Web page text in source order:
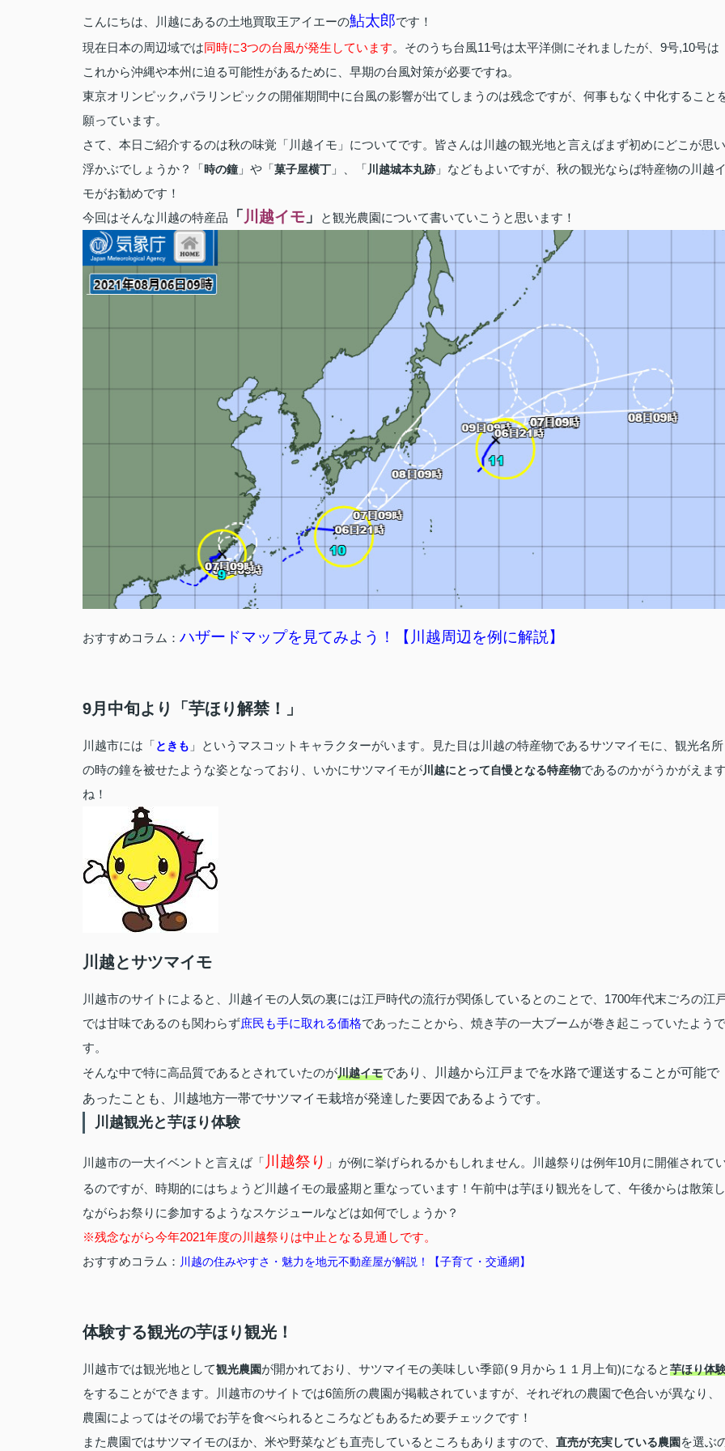
こんにちは、川越にあるの土地買取王アイエーの鮎太郎です！
現在日本の周辺域では同時に3つの台風が発生しています。そのうち台風11号は太平洋側にそれましたが、9号,10号は
これから沖縄や本州に迫る可能性があるために、早期の台風対策が必要ですね。
東京オリンピック,パラリンピックの開催期間中に台風の影響が出てしまうのは残念ですが、何事もなく中化すること
願っています。
さて、本日ご紹介するのは秋の味覚「川越イモ」についてです。皆さんは川越の観光地と言えばまず初めにどこが思い
浮かぶでしょうか？「時の鐘 」や「菓子屋横丁 」、「川越城本丸跡 」などもよいですが、秋の観光ならば特産物の川越
モがお勧めです！
今回はそんな川越の特産品
「 川越イモ 」 と観光農園について書いていこうと思います！
おすすめコラム： ハザードマップを見てみよう！【川越周辺を例に解説】
9月中旬より「芋ほり解禁！」
川越市には「ときも 」というマスコットキャラクターがいます。見た目は川越の特産物であるサツマイモに、観光名所
の時の鐘を被せたような姿となっており、いかにサツマイモが川越にとって自慢となる特産物であるのかがうかがえま
ね！
川越とサツマイモ
川越市のサイトによると、川越イモの人気の裏には江戸時代の流行が関係しているとのことで、1700年代末ごろの江
では甘味であるのも関わらず庶民も手に取れる価格であったことから、焼き芋の一大ブームが巻き起こっていたようで
す。
そんな中で特に高品質であるとされていたのが川越イモであり、川越から江戸までを水路で運送することが可能で
あったことも、川越地方一帯でサツマイモ栽培が発達した要因であるようです。
川越観光と芋ほり体験
川越市の一大イベントと言えば「 川越祭り 」が例に挙げられるかもしれません。川越祭りは例年10月に開催されて
るのですが、時期的にはちょうど川越イモの最盛期と重なっています！午前中は芋ほり観光をして、午後からは散策し
ながらお祭りに参加するようなスケジュールなどは如何でしょうか？
※残念ながら今年2021年度の川越祭りは中止となる見通しです。
おすすめコラム： 川越の住みやすさ・魅力を地元不動産屋が解説！【子育て・交通網】
体験する観光の芋ほり観光！
川越市では観光地として観光農園が開かれており、サツマイモの美味しい季節(９月から１１月上旬)になると芋ほり体
をすることができます。川越市のサイトでは6箇所の農園が掲載されていますが、それぞれの農園で色合いが異なり、
農園によってはその場でお芋を食べられるところなどもあるため要チェックです！
また農園ではサツマイモのほか、米や野菜なども直売しているところもありますので、 直売が充実している農園を選ぶ